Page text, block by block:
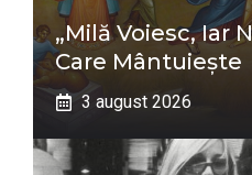
„Milă Voiesc, Iar
Care Mântuiește
3 august 2026